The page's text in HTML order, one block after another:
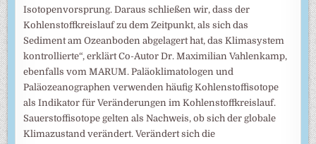
Isotopenvorsprung. Daraus schließen wir, dass der
Kohlenstoffkreislauf zu dem Zeitpunkt, als sich das
Sediment am Ozeanboden abgelagert hat, das Klimasystem
kontrollierte“, erklärt Co-Autor Dr. Maximilian Vahlenkamp,
ebenfalls vom MARUM. Paläoklimatologen und
Paläozeanographen verwenden häufig Kohlenstoffisotope
als Indikator für Veränderungen im Kohlenstoffkreislauf.
Sauerstoffisotope gelten als Nachweis, ob sich der globale
Klimazustand verändert. Verändert sich die